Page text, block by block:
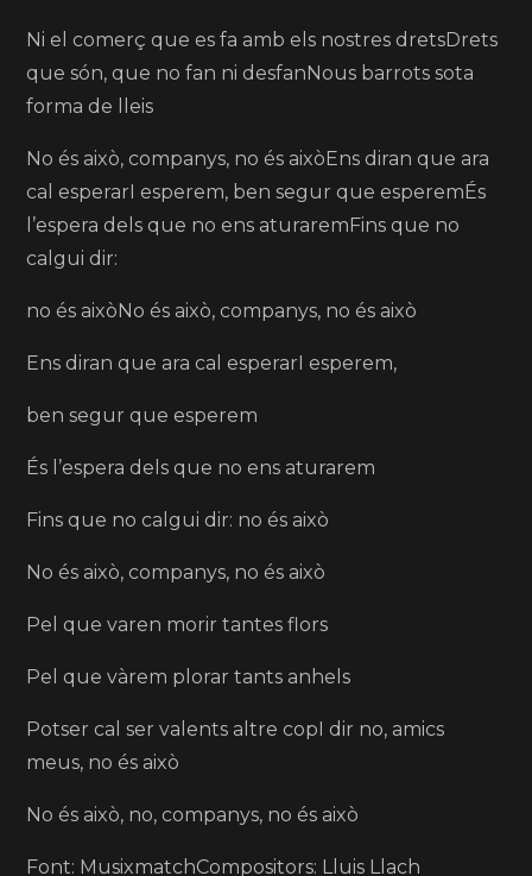
Ni el comerç que es fa amb els nostres dretsDrets
que són, que no fan ni desfanNous barrots sota
forma de lleis
No és això, companys, no és aixòEns diran que ara
cal esperarI esperem, ben segur que esperemÉs
l’espera dels que no ens aturaremFins que no
calgui dir:
no és aixòNo és això, companys, no és això
Ens diran que ara cal esperarI esperem,
ben segur que esperem
És l’espera dels que no ens aturarem
Fins que no calgui dir: no és això
No és això, companys, no és això
Pel que varen morir tantes flors
Pel que vàrem plorar tants anhels
Potser cal ser valents altre copI dir no, amics
meus, no és això
No és això, no, companys, no és això
Font: MusixmatchCompositors: Lluis Llach